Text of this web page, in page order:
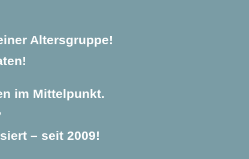
Altersgruppe!
im Mittelpunkt.
– seit 2009!